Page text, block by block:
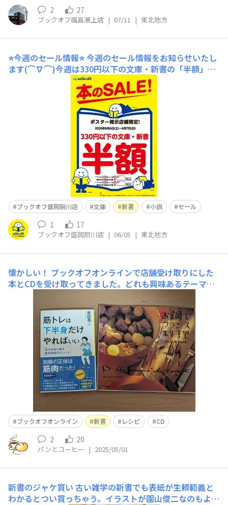
2 27
ブックオフ福島瀬上店 | 07/11 | 東北地方
⭐今週のセール情報⭐今週のセール情報をお知らせいたし
ます(⌒∇⌒)今週は330円以下の文庫・新書の「半額」セ
ール！！！東野圭吾や湊かなえ等の人気作家さんの商品や
おすすめ品コーナーに陳列されている商品などもお安く購
入いただけます✨✨6月初めの休日に是非当店にお立ち寄
ブックオフ盛岡厨川店 文庫 新書 小説 セール
1 17
ブックオフ盛岡厨川店 | 06/05 | 東北地方
懐かしい！ ブックオフオンラインで店舗受け取りにした
本とCDを受け取ってきました。どれも興味あるテーマな
ので、読むのが楽しみです。 CDが懐かしくて泣きそう！
中高生時代に狂ったように聴いてたなぁ
ブックオフオンライン 新書 レシピ CD
2 20
パンとコーヒー | 2025/05/01
新書のジャケ買い 古い雑学の新書でも表紙が生頼範義と
わかるとつい買っちゃう。イラストが園山俊二なのもよろ